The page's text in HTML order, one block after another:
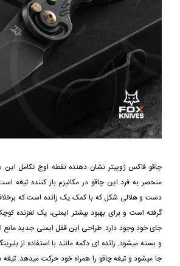
چاقو فاکس ژوپیتر نشان دهنده نقطه اوج تکامل
منحصر به فرد این چاقو در مکانیزم باز کننده تیغه
دست و هلالی شکل که با کمک یک زائده است که برخلاف
گرفته است و برای بهبود بیشتر ایمنی، یک لغزنده
جای خود وجود دارد. طراحی این قفل ایمنی جدید مانع
و بسته میشود. زائده ای دکمه مانند با استفاده از
جا میشود و تیغه چاقو را همراه خود حرکت میدهد. تیغه